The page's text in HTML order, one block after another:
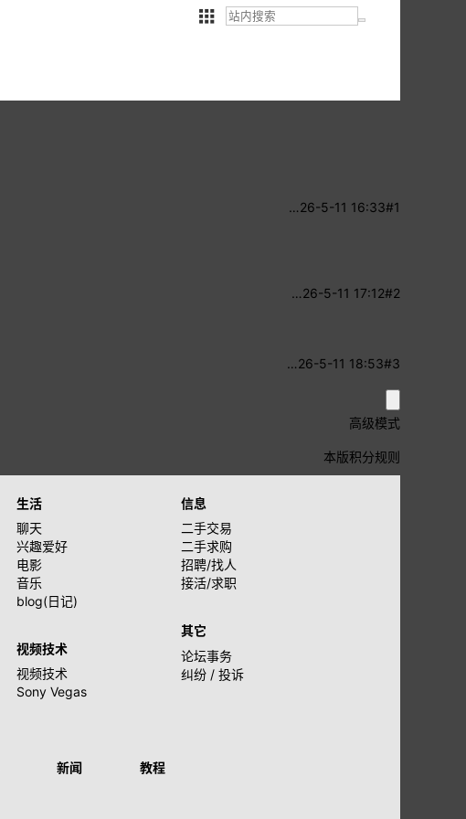
#1
26-5-11 16:33
…
#2
26-5-11 17:12
…
#3
26-5-11 18:53
…
高级模式
本版积分规则
生活
聊天
兴趣爱好
电影
音乐
blog(日记)
视频技术
视频技术
Sony Vegas
信息
二手交易
二手求购
招聘/找人
接活/求职
其它
论坛事务
纠纷 / 投诉
新闻 教程